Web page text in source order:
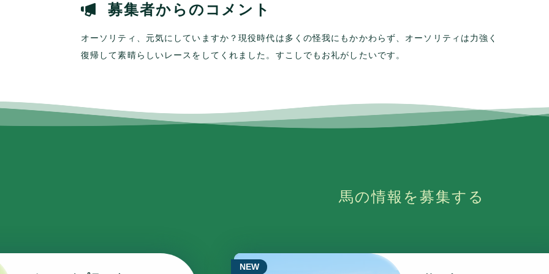
募集者からのコメント
オーソリティ、元気にしていますか？現役時代は多くの怪我にもかかわらず、オーソリティは力強く
復帰して素晴らしいレースをしてくれました。すこしでもお礼がしたいです。
馬の情報を募集する
NEW